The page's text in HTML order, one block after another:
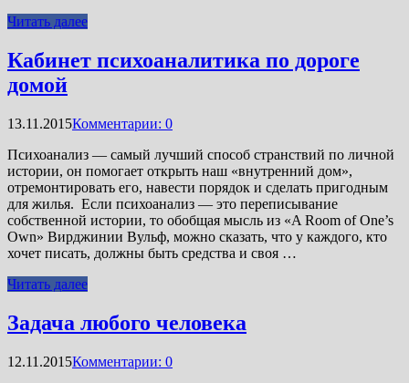
Читать далее
Кабинет психоаналитика по дороге
домой
13.11.2015Комментарии: 0
Психоанализ — самый лучший способ странствий по личной
истории, он помогает открыть наш «внутренний дом»,
отремонтировать его, навести порядок и сделать пригодным
для жилья. Если психоанализ — это переписывание
собственной истории, то обобщая мысль из «A Room of One’s
Own» Вирджинии Вульф, можно сказать, что у каждого, кто
хочет писать, должны быть средства и своя …
Читать далее
Задача любого человека
12.11.2015Комментарии: 0